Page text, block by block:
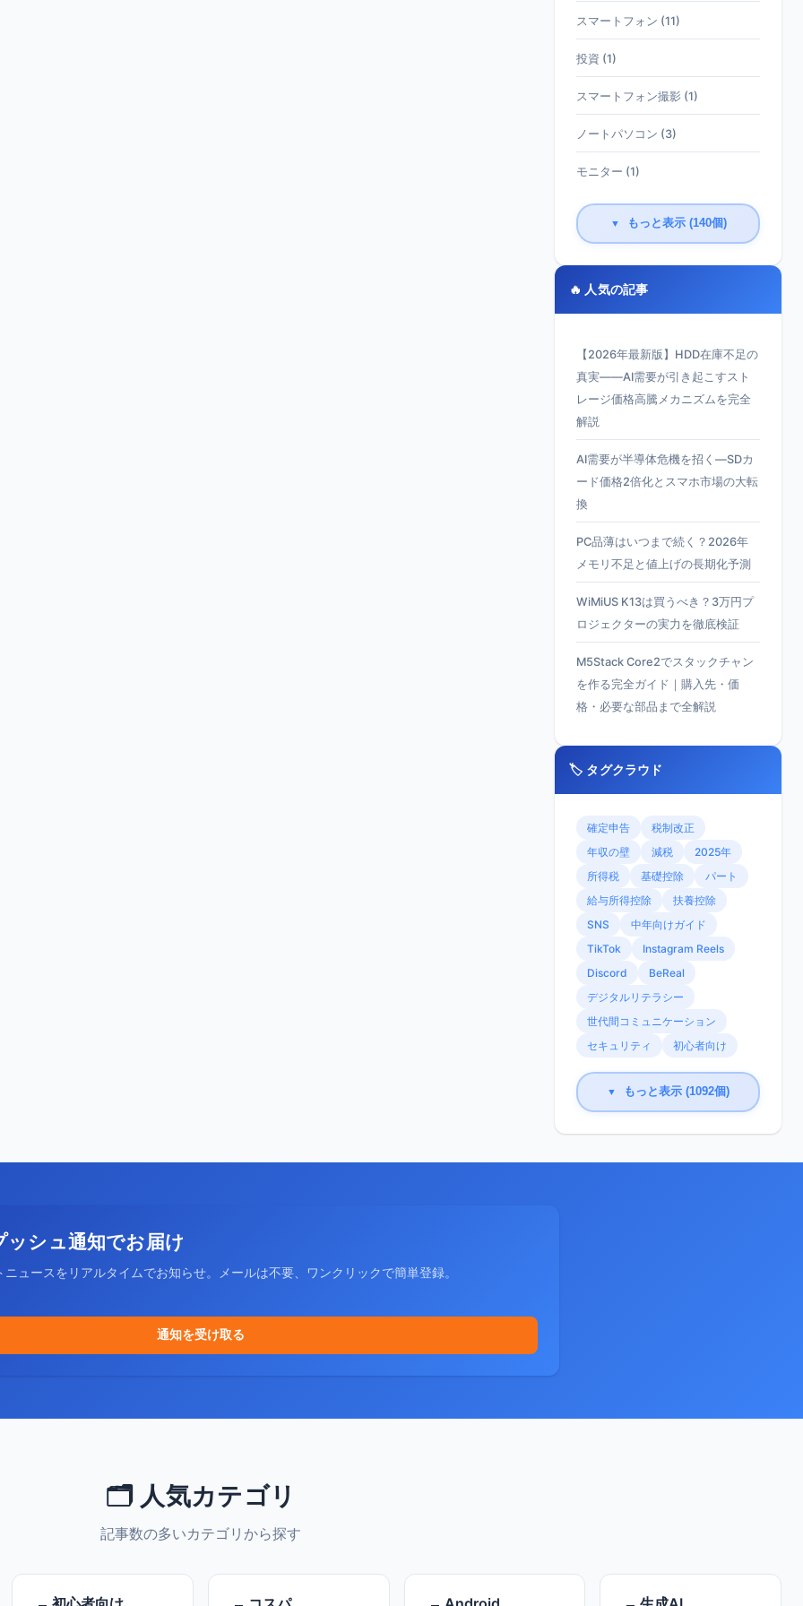
スマートフォン (11)
投資 (1)
スマートフォン撮影 (1)
ノートパソコン (3)
モニター (1)
▼ もっと表示 (140個)
🔥 人気の記事
【2026年最新版】HDD在庫不足の
真実——AI需要が引き起こすスト
レージ価格高騰メカニズムを完全
解説
AI需要が半導体危機を招く—SDカ
ード価格2倍化とスマホ市場の大転
換
PC品薄はいつまで続く？2026年
メモリ不足と値上げの長期化予測
WiMiUS K13は買うべき？3万円プ
ロジェクターの実力を徹底検証
M5Stack Core2でスタックチャン
を作る完全ガイド｜購入先・価
格・必要な部品まで全解説
🏷️ タグクラウド
確定申告
税制改正
年収の壁
減税
2025年
所得税
基礎控除
パート
給与所得控除
扶養控除
SNS
中年向けガイド
TikTok
Instagram Reels
Discord
BeReal
デジタルリテラシー
世代間コミュニケーション
セキュリティ
初心者向け
▼ もっと表示 (1092個)
ッシュ通知でお届け
ュースをリアルタイムでお知らせ。メールは不要、ワンクリックで簡単登録。
通知を受け取る
🗂️ 人気カテゴリ
記事数の多いカテゴリから探す